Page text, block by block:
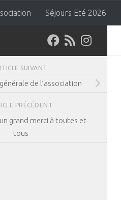
Séjours Eté 2026
SUIVANT
de l’association
PRÉCÉDENT
grand merci à toutes et
tous